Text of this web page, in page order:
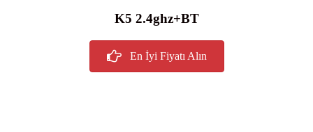
K5 2.4ghz+BT
En İyi Fiyatı Alın